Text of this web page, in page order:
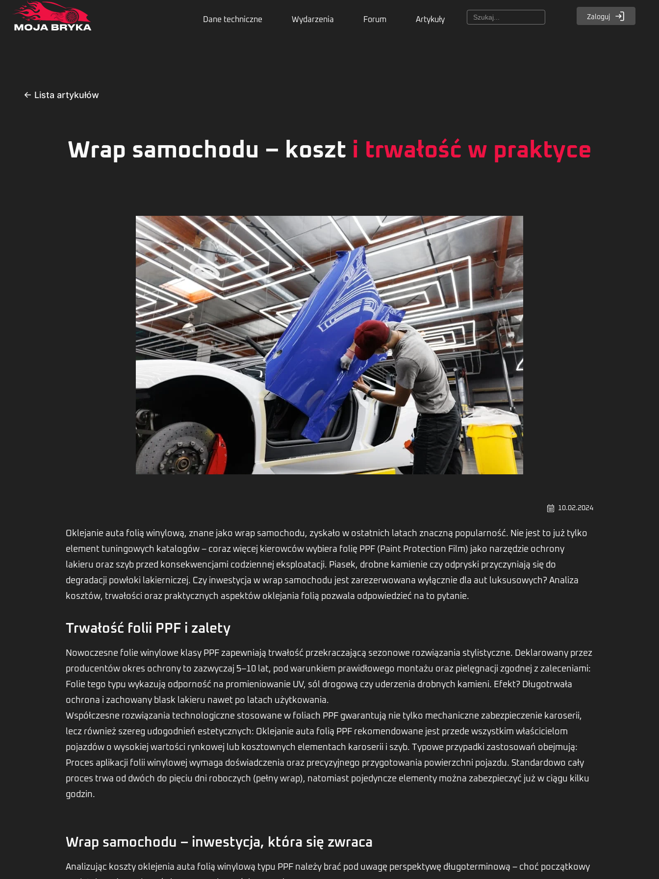
Dane techniczne Wydarzenia Forum Artykuły Zaloguj
← Lista artykułów
Wrap samochodu – koszt i trwałość w praktyce
10.02.2024
Oklejanie auta folią winylową, znane jako wrap samochodu, zyskało w ostatnich latach znaczną popularność. Nie jest to już tylko
element tuningowych katalogów – coraz więcej kierowców wybiera folię PPF (Paint Protection Film) jako narzędzie ochrony
lakieru oraz szyb przed konsekwencjami codziennej eksploatacji. Piasek, drobne kamienie czy odpryski przyczyniają się do
degradacji powłoki lakierniczej. Czy inwestycja w wrap samochodu jest zarezerwowana wyłącznie dla aut luksusowych? Analiza
kosztów, trwałości oraz praktycznych aspektów oklejania folią pozwala odpowiedzieć na to pytanie.
Trwałość folii PPF i zalety
Nowoczesne folie winylowe klasy PPF zapewniają trwałość przekraczającą sezonowe rozwiązania stylistyczne. Deklarowany przez
producentów okres ochrony to zazwyczaj 5–10 lat, pod warunkiem prawidłowego montażu oraz pielęgnacji zgodnej z zaleceniami:
Folie tego typu wykazują odporność na promieniowanie UV, sól drogową czy uderzenia drobnych kamieni. Efekt? Długotrwała
ochrona i zachowany blask lakieru nawet po latach użytkowania.
Współczesne rozwiązania technologiczne stosowane w foliach PPF gwarantują nie tylko mechaniczne zabezpieczenie karoserii,
lecz również szereg udogodnień estetycznych: Oklejanie auta folią PPF rekomendowane jest przede wszystkim właścicielom
pojazdów o wysokiej wartości rynkowej lub kosztownych elementach karoserii i szyb. Typowe przypadki zastosowań obejmują:
Proces aplikacji folii winylowej wymaga doświadczenia oraz precyzyjnego przygotowania powierzchni pojazdu. Standardowo cały
proces trwa od dwóch do pięciu dni roboczych (pełny wrap), natomiast pojedyncze elementy można zabezpieczyć już w ciągu kilku
godzin.
Wrap samochodu – inwestycja, która się zwraca
Analizując koszty oklejenia auta folią winylową typu PPF należy brać pod uwagę perspektywę długoterminową – choć początkowy